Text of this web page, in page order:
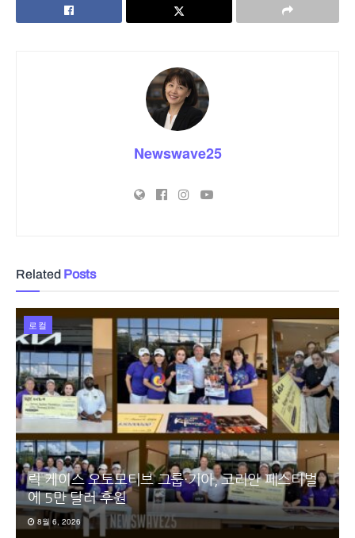
Newswave25
Related Posts
로컬
릭 케이스 오토모티브 그룹·기아, 코리안 페스티벌
에 5만 달러 후원
8월 6, 2026